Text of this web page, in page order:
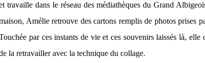
travaille dans le réseau des médiathèques du Grand
Amélie retrouve des cartons remplis de photos prises
par ces instants de vie et ces souvenirs laissés là,
la retravailler avec la technique du collage.